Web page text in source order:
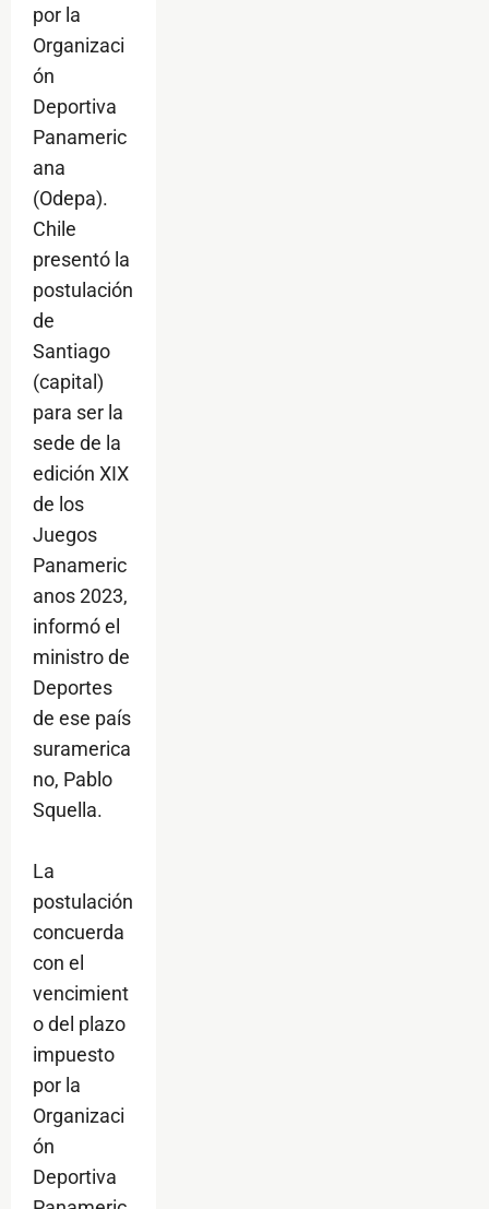
por la
Organizaci
ón
Deportiva
Panameric
ana
(Odepa).
Chile
presentó la
postulación
de
Santiago
(capital)
para ser la
sede de la
edición XIX
de los
Juegos
Panameric
anos 2023,
informó el
ministro de
Deportes
de ese país
suramerica
no, Pablo
Squella.
La
postulación
concuerda
con el
vencimient
o del plazo
impuesto
por la
Organizaci
ón
Deportiva